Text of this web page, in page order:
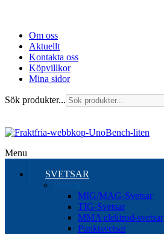
Om oss
Aktuellt
Kontakta oss
Köpvillkor
Mina sidor
Sök produkter...
Menu
SVETSAR
MIG/MAG-Svetsar
TIG-Svetsar
MMA elektrod-svetsar
Punktsvetsar